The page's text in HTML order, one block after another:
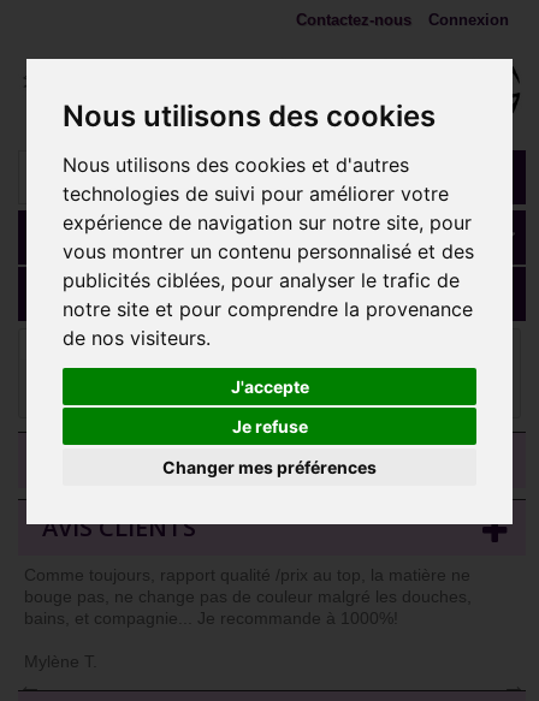
Nous utilisons des cookies
Nous utilisons des cookies et d'autres
technologies de suivi pour améliorer votre
expérience de navigation sur notre site, pour
vous montrer un contenu personnalisé et des
publicités ciblées, pour analyser le trafic de
notre site et pour comprendre la provenance
de nos visiteurs.
J'accepte
Je refuse
Changer mes préférences
Connexion
Contactez-nous
Panier (vide)
MENU
Bijoux d'oreille
brillants sertis PM Titane or ASTM F-136 à visser interne 0,8 mm
TGPINMLBJ050D3
CATEGORIES
AVIS CLIENTS
Comme toujours, rapport qualité /prix au top, la matière ne
bouge pas, ne change pas de couleur malgré les douches,
bains, et compagnie... Je recommande à 1000%!
Mylène T.
→
←